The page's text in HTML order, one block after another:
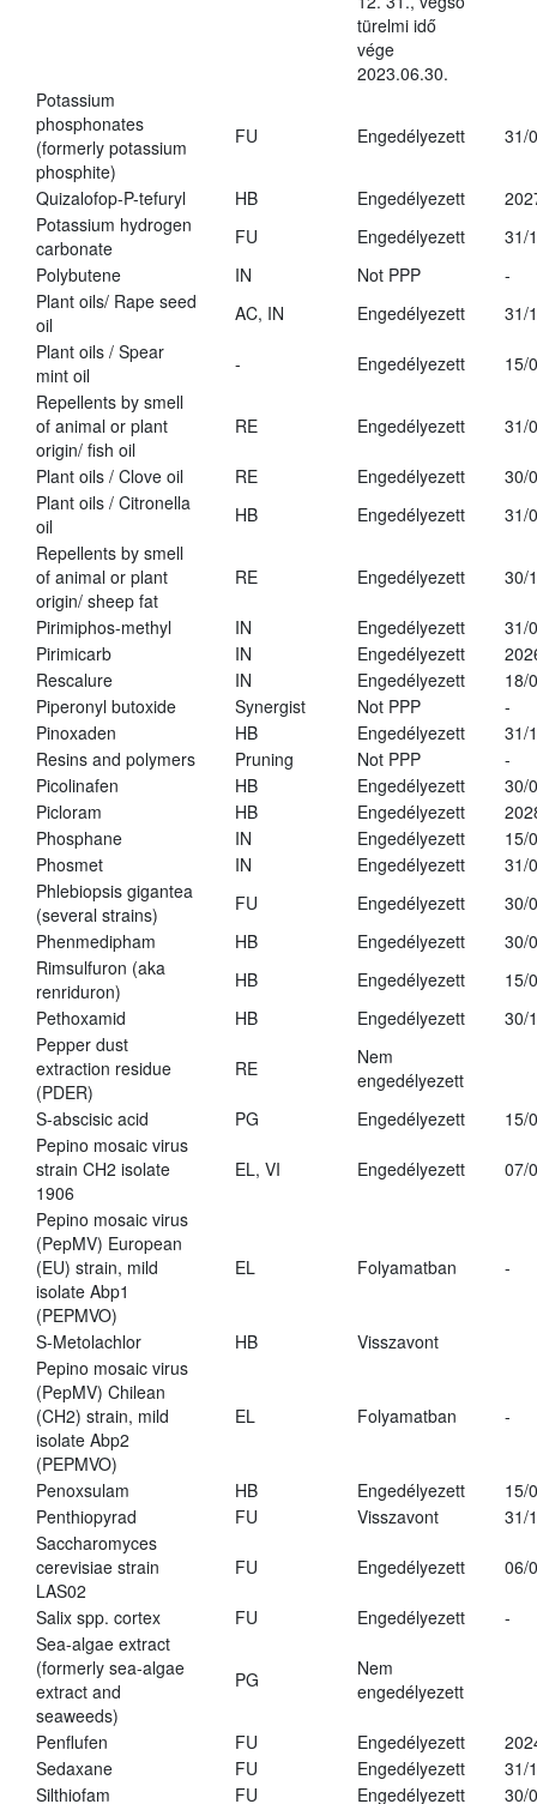
türelmi idő
vége
2023.06.30.
Potassium
phosphonates
(formerly potassium
phosphite)
FU Engedélyezett 31/
Quizalofop-P-tefuryl HB Engedélyezett
Potassium hydrogen
carbonate
FU Engedélyezett
31/
Polybutene
IN Not PPP
-
Plant oils/ Rape seed
oil
AC, IN Engedélyezett
31/
Plant oils / Spear
mint oil
- Engedélyezett
15/
Repellents by smell
of animal or plant
origin/ fish oil
RE Engedélyezett 31/
Plant oils / Clove oil RE Engedélyezett
30/
Plant oils / Citronella
oil
HB Engedélyezett
31/
Repellents by smell
of animal or plant
origin/ sheep fat
RE Engedélyezett 30/
Pirimiphos-methyl IN Engedélyezett
31/
Pirimicarb
IN Engedélyezett
Rescalure
IN Engedélyezett
18/
Piperonyl butoxide
Synergist Not PPP
-
Pinoxaden
HB Engedélyezett
31/
Resins and polymers
Pruning Not PPP
-
Picolinafen
HB Engedélyezett
30/
Picloram
HB Engedélyezett
Phosphane
IN Engedélyezett
15/
Phosmet
IN Engedélyezett
31/
Phlebiopsis gigantea
(several strains)
FU Engedélyezett
30/
Phenmedipham
HB Engedélyezett
30/
Rimsulfuron (aka
renriduron)
HB Engedélyezett
15/
Pethoxamid
HB Engedélyezett
30/
Pepper dust
extraction residue
(PDER)
RE
Nem
engedélyezett
S-abscisic acid
PG Engedélyezett
15/
Pepino mosaic virus
strain CH2 isolate
1906
EL, VI Engedélyezett 07/
Pepino mosaic virus
(PepMV) European
(EU) strain, mild
isolate Abp1
(PEPMVO)
EL Folyamatban -
S-Metolachlor HB
Visszavont
Pepino mosaic virus
(PepMV) Chilean
(CH2) strain, mild
isolate Abp2
(PEPMVO)
EL Folyamatban -
Penoxsulam HB Engedélyezett
15/
Penthiopyrad
FU Visszavont
31/
Saccharomyces
cerevisiae strain
LAS02
FU Engedélyezett 06/
Salix spp. cortex FU Engedélyezett
-
Sea-algae extract
(formerly sea-algae
extract and
seaweeds)
PG
Nem
engedélyezett
Penflufen FU Engedélyezett
Sedaxane
FU Engedélyezett
31/
Silthiofam
FU Engedélyezett 30/